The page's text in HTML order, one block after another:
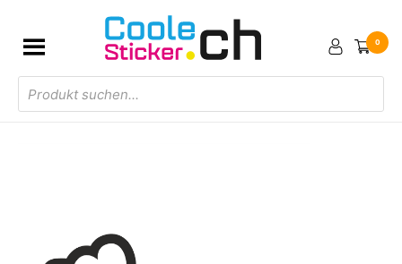
Products
search
0